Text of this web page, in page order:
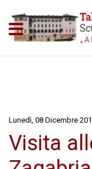
Lunedì, 08 Dicembre
Visita